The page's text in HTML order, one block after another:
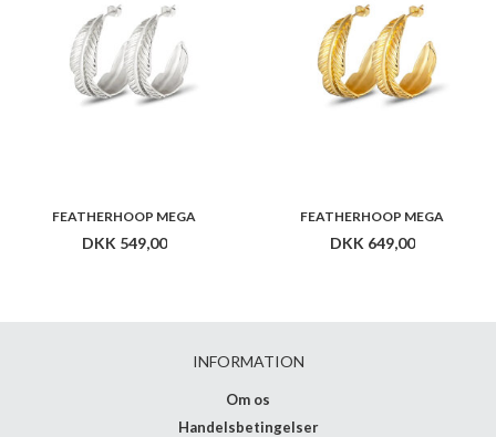
FEATHERHOOP MEGA
DKK 549,00
FEATHERHOOP MEGA
DKK 649,00
INFORMATION
Om os
Handelsbetingelser